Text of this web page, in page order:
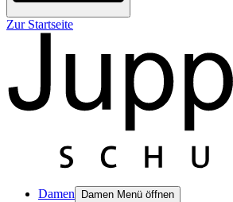
Zur Startseite
Damen Damen Menü öffnen